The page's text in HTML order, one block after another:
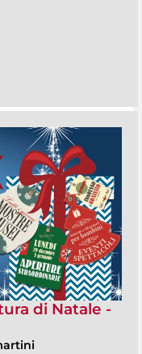
di Natale -